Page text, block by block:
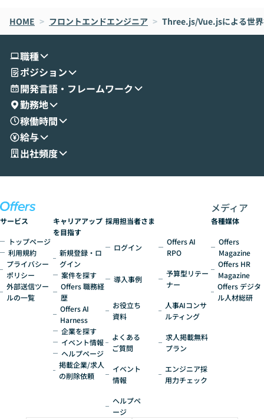
oworkの基本的な機能をご紹介いただきま
す。 続く公開デモでは、実際にCoworkを
せいただきます。数分でワークフローが完
成する手軽さや、Gmail等の外部サービス
とセキュアに連携できるポイントなど、実
演を通じて具体的なイメージをお届けしま
す。 後半のディスカッションでは、セキュ
リティの考え方や社内導入の進め方など、
現場目線でさらに深掘りしていきます。
「自分の業務をAIで自動化してみたいけ
いう方にこそ参加いただきたいイベントで
は、LLMのフル
ント構築の最前
HOME > フロントエンドエンジニア > Three.js/Vue.jsによる世
職種
ポジション
開発言語・フレームワーク
勤務地
稼働時間
給与
出社頻度
サービス
トップページ
利用規約
プライバシー
ポリシー
外部送信ツー
ルの一覧
キャリアアップ
を目指す
新規登録・ロ
グイン
案件を探す
Offers 職務経
歴
Offers AI
Harness
企業を探す
イベント情報
ヘルプページ
掲載企業/求人
の削除依頼
採用担当者さま
ログイン
導入事例
お役立ち
資料
よくある
ご質問
イベント
情報
ヘルプペ
ージ
Offers AI
RPO
予算型リテー
ナー
人事AIコンサ
ルティング
求人掲載無料
プラン
エンジニア採
用力チェック
メディア
各種媒体
Offers
Magazine
Offers HR
Magazine
Offers デジタ
ル人材総研